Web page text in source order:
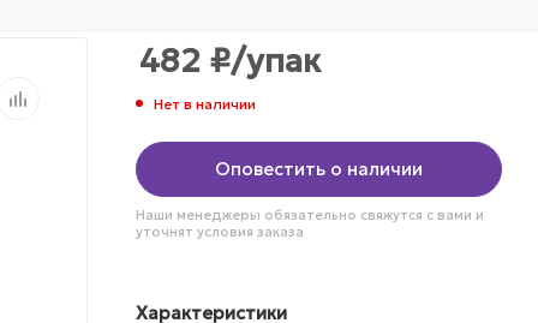
482 ₽/упак
Нет в наличии
Оповестить о наличии
Наши менеджеры обязательно свяжутся с вами и
уточнят условия заказа
Характеристики